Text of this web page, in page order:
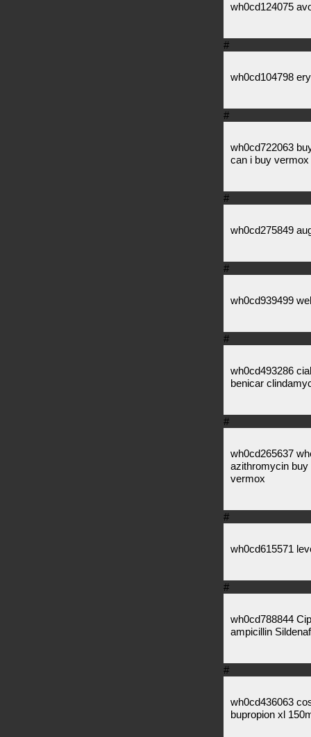
wh0cd124075
#
wh0cd104798
#
wh0cd722063
can i buy vermox
#
wh0cd275849
#
wh0cd939499
#
wh0cd493286
benicar
#
wh0cd265637
azithromycin
vermox
#
wh0cd615571
#
wh0cd788844
ampicillin
#
wh0cd436063
bupropion xl